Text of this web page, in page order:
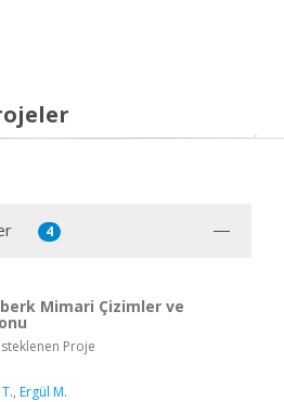
4
Mimari Çizimler ve
Proje
, Ergül M.